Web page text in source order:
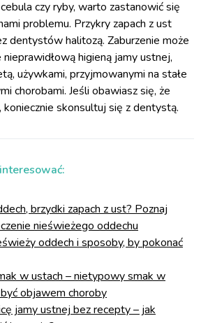
czy ryby, warto zastanowić się
problemu. Przykry zapach z ust
dentystów halitozą. Zaburzenie może
higieną jamy ustnej,
używkami, przyjmowanymi na stałe
chorobami. Jeśli obawiasz się, że
koniecznie skonsultuj się z dentystą.
brzydki zapach z ust? Poznaj
nieświeżego oddechu
oddech i sposoby, by pokonać
w ustach – nietypowy smak w
objawem choroby
jamy ustnej bez recepty – jak